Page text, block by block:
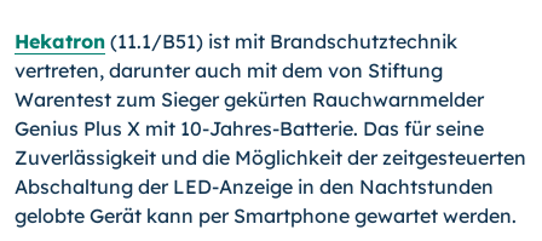
Hekatron (11.1/B51) ist mit Brandschutztechnik
vertreten, darunter auch mit dem von Stiftung
Warentest zum Sieger gekürten Rauchwarnmelder
Genius Plus X mit 10-Jahres-Batterie. Das für seine
Zuverlässigkeit und die Möglichkeit der zeitgesteuerten
Abschaltung der LED-Anzeige in den Nachtstunden
gelobte Gerät kann per Smart­phone gewartet werden.